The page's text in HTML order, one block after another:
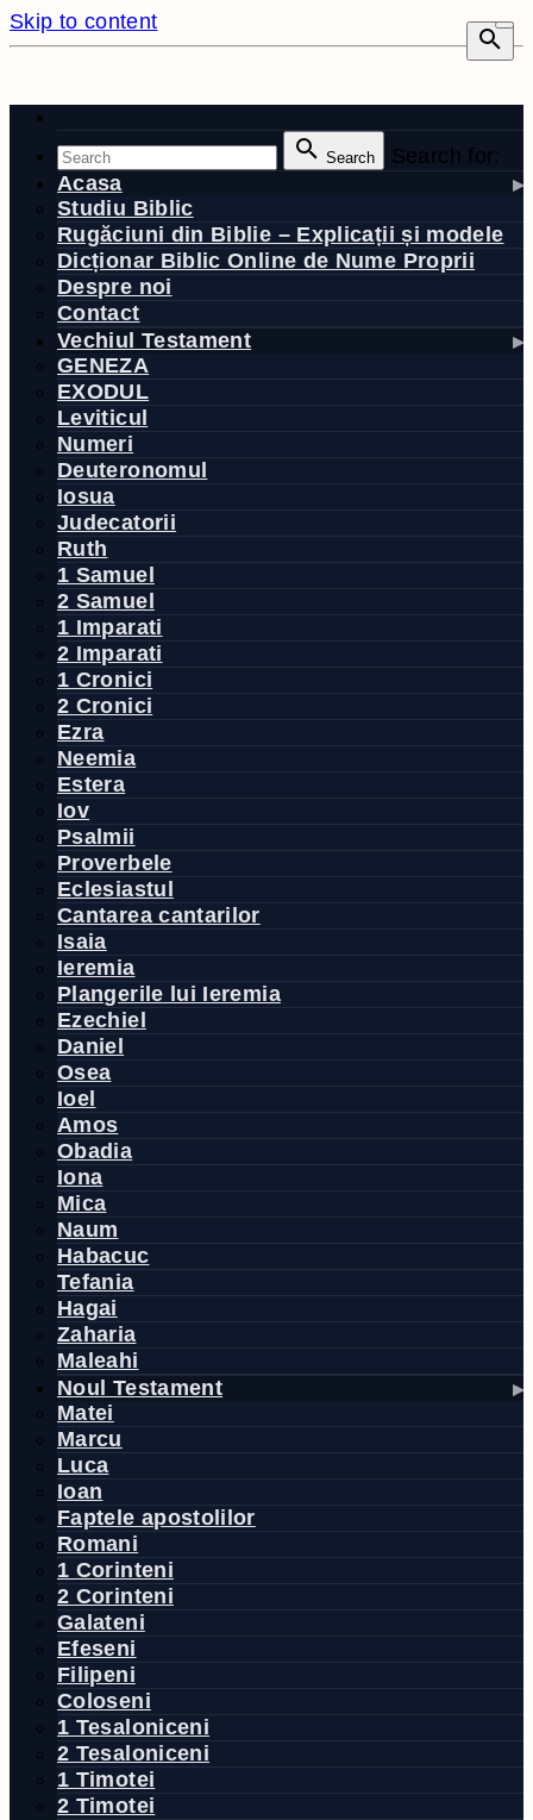
Skip to content
Search
Search for:
Acasa
Studiu Biblic
Rugăciuni din Biblie – Explicații și modele
Dicționar Biblic Online de Nume Proprii
Despre noi
Contact
Vechiul Testament
GENEZA
EXODUL
Leviticul
Numeri
Deuteronomul
Iosua
Judecatorii
Ruth
1 Samuel
2 Samuel
1 Imparati
2 Imparati
1 Cronici
2 Cronici
Ezra
Neemia
Estera
Iov
Psalmii
Proverbele
Eclesiastul
Cantarea cantarilor
Isaia
Ieremia
Plangerile lui Ieremia
Ezechiel
Daniel
Osea
Ioel
Amos
Obadia
Iona
Mica
Naum
Habacuc
Tefania
Hagai
Zaharia
Maleahi
Noul Testament
Matei
Marcu
Luca
Ioan
Faptele apostolilor
Romani
1 Corinteni
2 Corinteni
Galateni
Efeseni
Filipeni
Coloseni
1 Tesaloniceni
2 Tesaloniceni
1 Timotei
2 Timotei